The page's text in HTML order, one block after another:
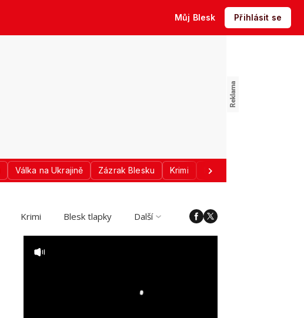
Můj Blesk Přihlásit se
Válka na Ukrajině Zázrak Blesku Krimi Donald Trump
Krimi Blesk tlapky Další